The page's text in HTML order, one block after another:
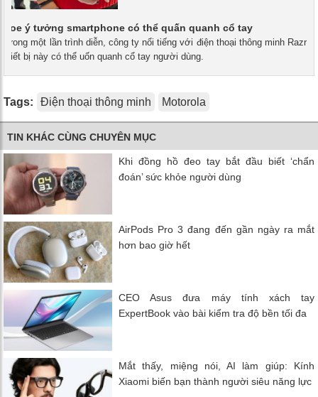
ý tưởng smartphone có thể quấn quanh cổ tay
Trong một lần trình diễn, công ty nổi tiếng với điện thoại thông minh Razr
bị này có thể uốn quanh cổ tay người dùng.
Tags: Điện thoại thông minh Motorola
TIN KHÁC CÙNG CHUYÊN MỤC
Khi đồng hồ đeo tay bắt đầu biết ‘chẩn
đoán’ sức khỏe người dùng
AirPods Pro 3 đang đến gần ngày ra mắt
hơn bao giờ hết
CEO Asus đưa máy tính xách tay
ExpertBook vào bài kiểm tra độ bền tối đa
Mắt thấy, miệng nói, AI làm giúp: Kính
Xiaomi biến bạn thành người siêu năng lực